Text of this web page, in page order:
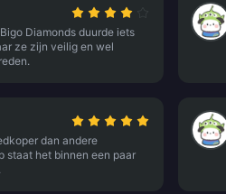
Diamonds duurde iets
ze zijn veilig en wel
dan andere
staat het binnen een paar